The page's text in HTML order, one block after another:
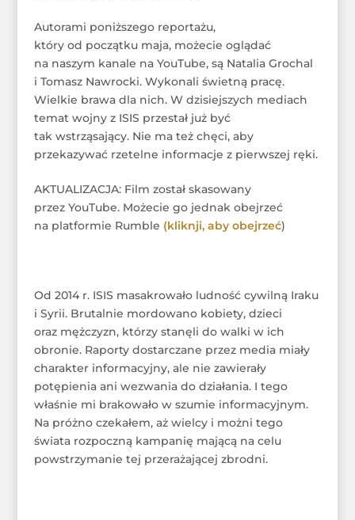
Autorami poniższego reportażu,
który od początku maja, możecie oglądać
na naszym kanale na YouTube, są Natalia Grochal
i Tomasz Nawrocki. Wykonali świetną pracę.
Wielkie brawa dla nich. W dzisiejszych mediach
temat wojny z ISIS przestał już być
tak wstrząsający. Nie ma też chęci, aby
przekazywać rzetelne informacje z pierwszej ręki.
AKTUALIZACJA: Film został skasowany
przez YouTube. Możecie go jednak obejrzeć
na platformie Rumble (kliknji, aby obejrzeć)
Od 2014 r. ISIS masakrowało ludność cywilną Iraku
i Syrii. Brutalnie mordowano kobiety, dzieci
oraz mężczyzn, którzy stanęli do walki w ich
obronie. Raporty dostarczane przez media miały
charakter informacyjny, ale nie zawierały
potępienia ani wezwania do działania. I tego
właśnie mi brakowało w szumie informacyjnym.
Na próżno czekałem, aż wielcy i możni tego
świata rozpoczną kampanię mającą na celu
powstrzymanie tej przerażającej zbrodni.